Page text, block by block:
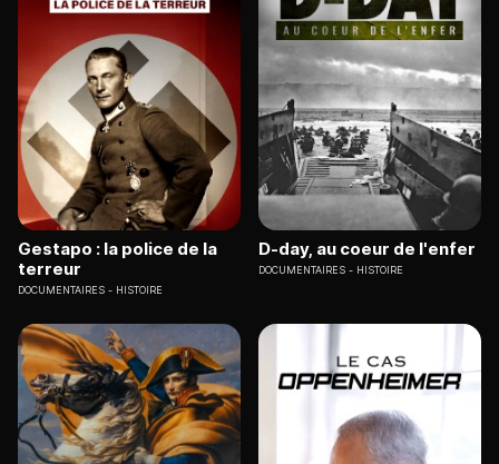
Gestapo : la police de la
terreur
DOCUMENTAIRES HISTOIRE
D-day, au coeur de l'enfer
DOCUMENTAIRES HISTOIRE